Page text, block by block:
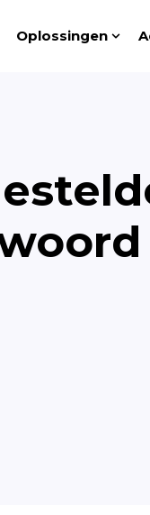
Oplossingen